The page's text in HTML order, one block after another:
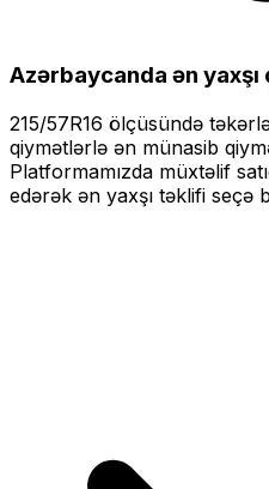
Azərbaycanda ən
215/57R16 ölçüsündə
qiymətlərlə ən münasib
Platformamızda müxtəlif
edərək ən yaxşı təklifi seçə